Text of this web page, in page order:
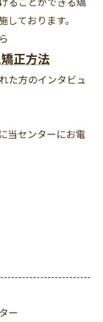
ております。
正方法
た方のインタビュ
当センターにお電
ー